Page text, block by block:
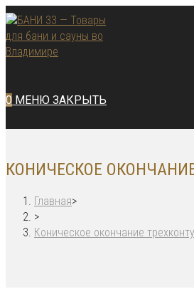
Перейти
к
содержимому
0 МЕНЮ ЗАКРЫТЬ
КОНИЧЕСКОЕ
Главная>
>
Коническое окончание